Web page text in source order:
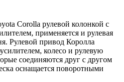
Corolla рулевой колонкой с
применяется и рулевая
Рулевой привод Королла
колесо и рулевую
соединяются друг с другом
оснащается поворотными